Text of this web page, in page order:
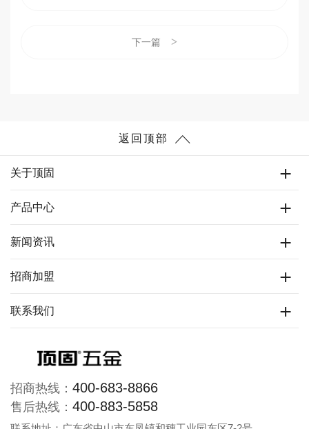
下一篇 >
返回顶部
关于顶固
产品中心
新闻资讯
招商加盟
联系我们
招商热线： 400-683-8866
售后热线： 400-883-5858